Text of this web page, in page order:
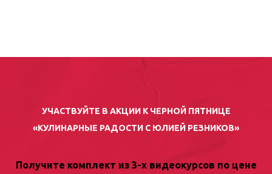
УЧАСТВУЙТЕ В АКЦИИ К ЧЕРНОЙ ПЯТНИЦЕ
«КУЛИНАРНЫЕ РАДОСТИ С ЮЛИЕЙ РЕЗНИКОВ»
Получите комплект из 3-х видеокурсов по цене